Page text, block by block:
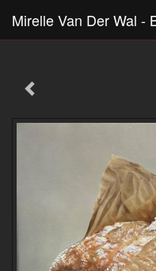
Mirelle Van Der Wal -